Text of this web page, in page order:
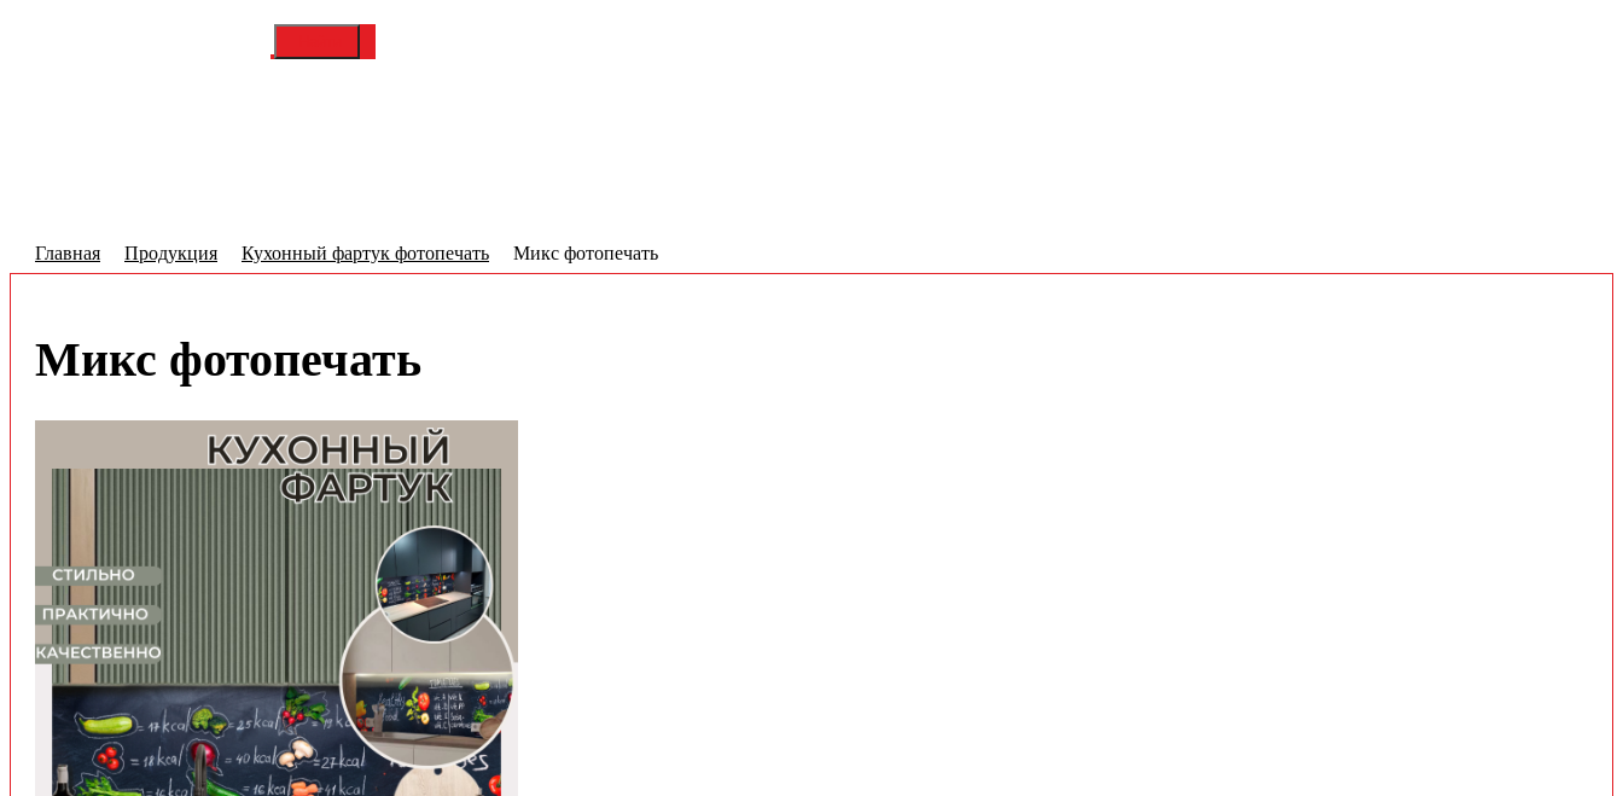
Главная Продукция Кухонный фартук фотопечать Микс фотопечать
Микс фотопечать